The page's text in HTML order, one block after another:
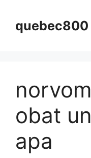
contentquebec800
obat
apa